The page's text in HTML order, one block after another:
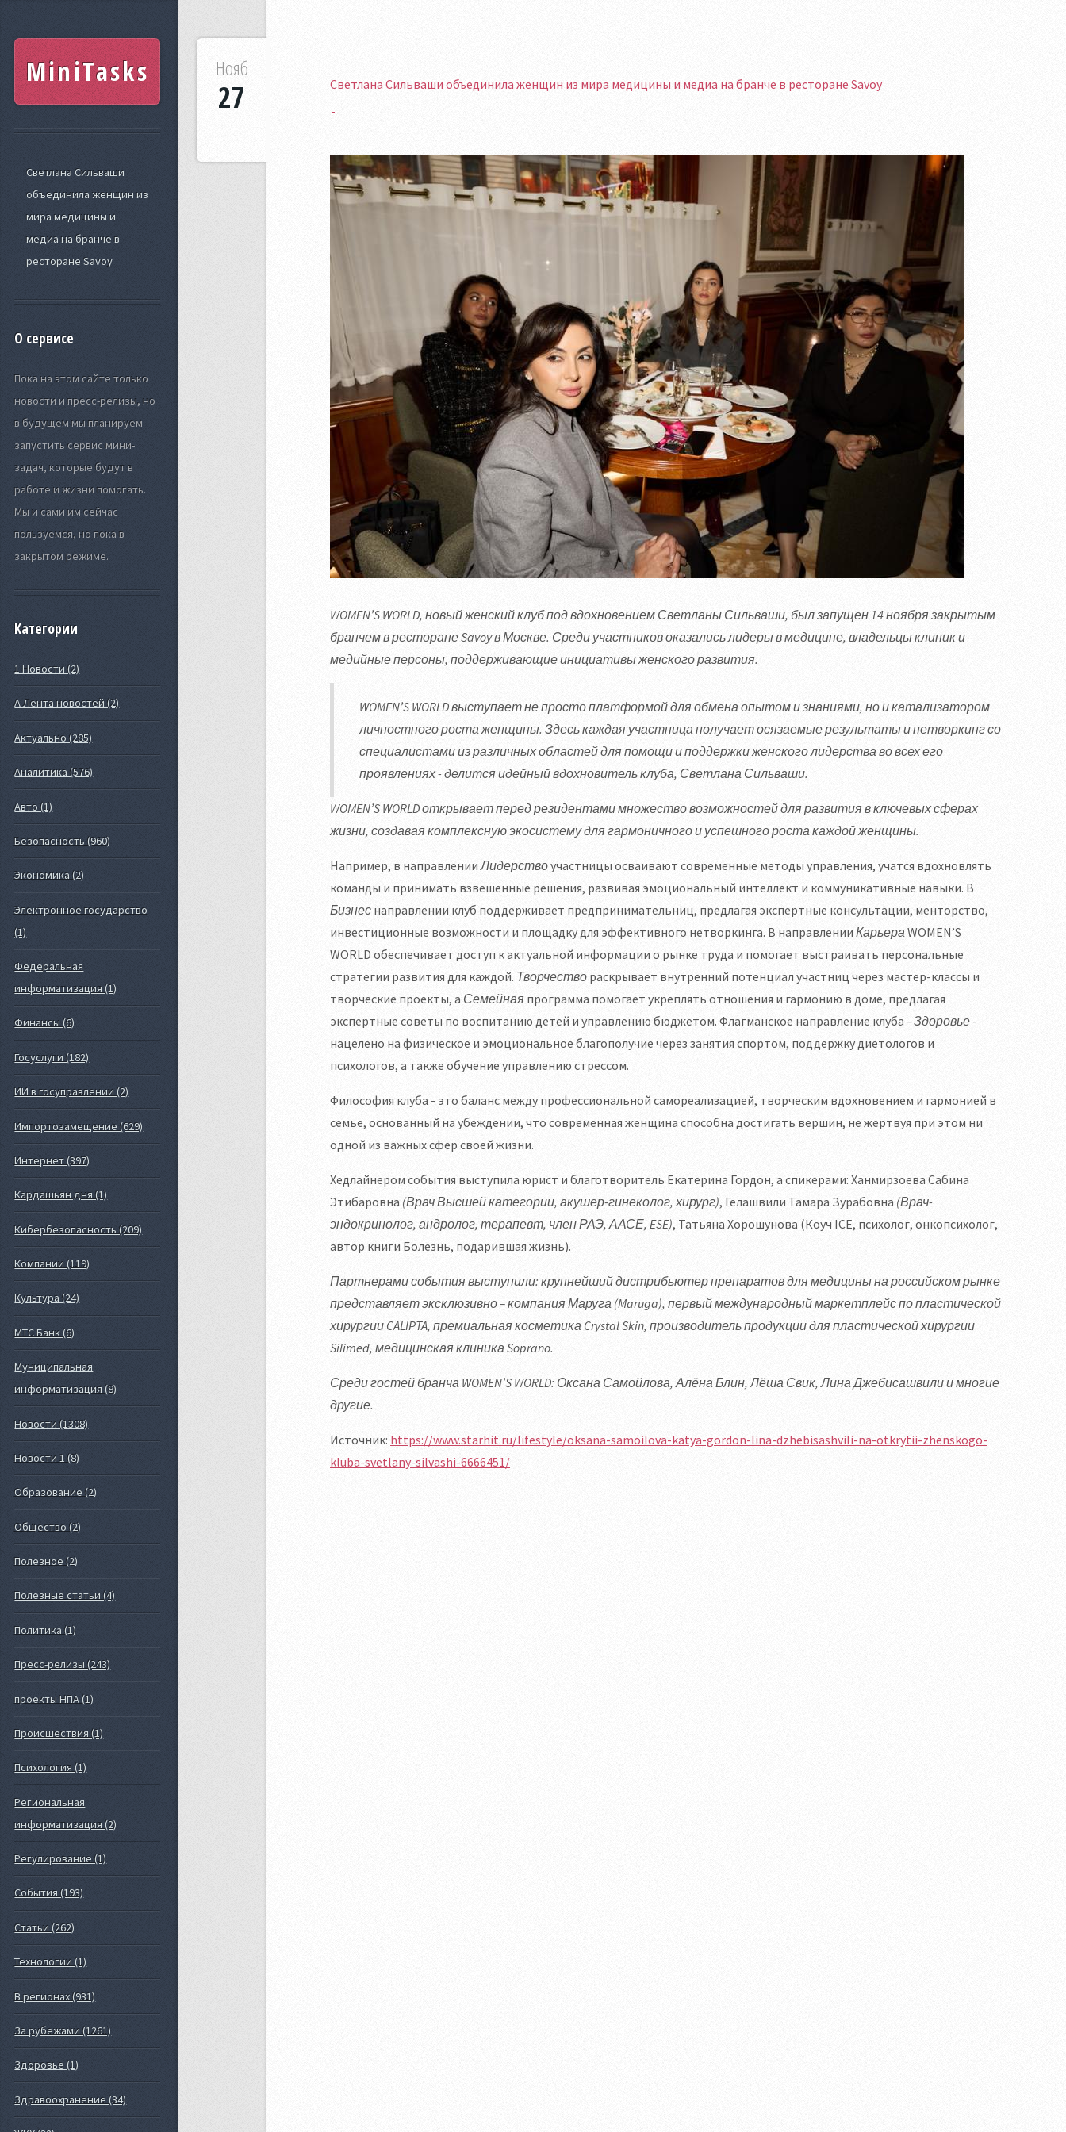
MiniTasks
Светлана Сильваши
объединила женщин из
мира медицины и
медиа на бранче в
ресторане Savoy
О сервисе
Пока на этом сайте только
новости и пресс-релизы, но
в будущем мы планируем
запустить сервис мини-
задач, которые будут в
работе и жизни помогать.
Мы и сами им сейчас
пользуемся, но пока в
закрытом режиме.
Категории
1 Новости (2)
А Лента новостей (2)
Актуально (285)
Аналитика (576)
Авто (1)
Безопасность (960)
Экономика (2)
Электронное государство
(1)
Федеральная
информатизация (1)
Финансы (6)
Госуслуги (182)
ИИ в госуправлении (2)
Импортозамещение (629)
Интернет (397)
Кардашьян дня (1)
Кибербезопасность (209)
Компании (119)
Культура (24)
МТС Банк (6)
Муниципальная
информатизация (8)
Новости (1308)
Новости 1 (8)
Образование (2)
Общество (2)
Полезное (2)
Полезные статьи (4)
Политика (1)
Пресс-релизы (243)
проекты НПА (1)
Происшествия (1)
Психология (1)
Региональная
информатизация (2)
Регулирование (1)
События (193)
Статьи (262)
Технологии (1)
В регионах (931)
За рубежами (1261)
Здоровье (1)
Здравоохранение (34)
Светлана Сильваши объединила женщин из мира медицины и медиа на бранче в ресторане Savoy
Нояб
27
WOMEN’S WORLD, новый женский клуб под вдохновением Светланы Сильваши, был запущен 14 ноября закрытым
бранчем в ресторане Savoy в Москве. Среди участников оказались лидеры в медицине, владельцы клиник и
медийные персоны, поддерживающие инициативы женского развития.
WOMEN’S WORLD выступает не просто платформой для обмена опытом и знаниями, но и катализатором
личностного роста женщины. Здесь каждая участница получает осязаемые результаты и нетворкинг со
специалистами из различных областей для помощи и поддержки женского лидерства во всех его
проявлениях - делится идейный вдохновитель клуба, Светлана Сильваши.
WOMEN’S WORLD открывает перед резидентами множество возможностей для развития в ключевых сферах
жизни, создавая комплексную экосистему для гармоничного и успешного роста каждой женщины.
Например, в направленииЛидерствоучастницы осваивают современные методы управления, учатся вдохновлять
команды и принимать взвешенные решения, развивая эмоциональный интеллект и коммуникативные навыки. В
Бизнес направлении клуб поддерживает предпринимательниц, предлагая экспертные консультации, менторство,
инвестиционные возможности и площадку для эффективного нетворкинга. В направлении КарьераWOMEN’S
WORLD обеспечивает доступ к актуальной информации о рынке труда и помогает выстраивать персональные
стратегии развития для каждой. Творчество раскрывает внутренний потенциал участниц через мастер-классы и
творческие проекты, а Семейная программа помогает укреплять отношения и гармонию в доме, предлагая
экспертные советы по воспитанию детей и управлению бюджетом. Флагманское направление клуба - Здоровье -
нацелено на физическое и эмоциональное благополучие через занятия спортом, поддержку диетологов и
психологов, а также обучение управлению стрессом.
Философия клуба - это баланс между профессиональной самореализацией, творческим вдохновением и гармонией в
семье, основанный на убеждении, что современная женщина способна достигать вершин, не жертвуя при этом ни
одной из важных сфер своей жизни.
Хедлайнером события выступила юрист и благотворитель Екатерина Гордон, а спикерами: Ханмирзоева Сабина
Этибаровна (Врач Высшей категории, акушер-гинеколог, хирург), Гелашвили Тамара Зурабовна (Врач-
эндокринолог, андролог, терапевт, член РАЭ, ААСЕ, ESE), Татьяна Хорошунова (Коуч ICE, психолог, онкопсихолог,
автор книги Болезнь, подарившая жизнь).
Партнерами события выступили: крупнейший дистрибьютер препаратов для медицины на российском рынке
представляет эксклюзивно – компания Маруга (Maruga), первый международный маркетплейс по пластической
хирургии CALIPTA, премиальная косметика Crystal Skin, производитель продукции для пластической хирургии
Silimed, медицинская клиника Soprano.
Среди гостей бранча WOMEN’S WORLD: Оксана Самойлова, Алёна Блин, Лёша Свик, Лина Джебисашвили и многие
другие.
Источник: https://www.starhit.ru/lifestyle/oksana-samoilova-katya-gordon-lina-dzhebisashvili-na-otkrytii-zhenskogo-
kluba-svetlany-silvashi-6666451/